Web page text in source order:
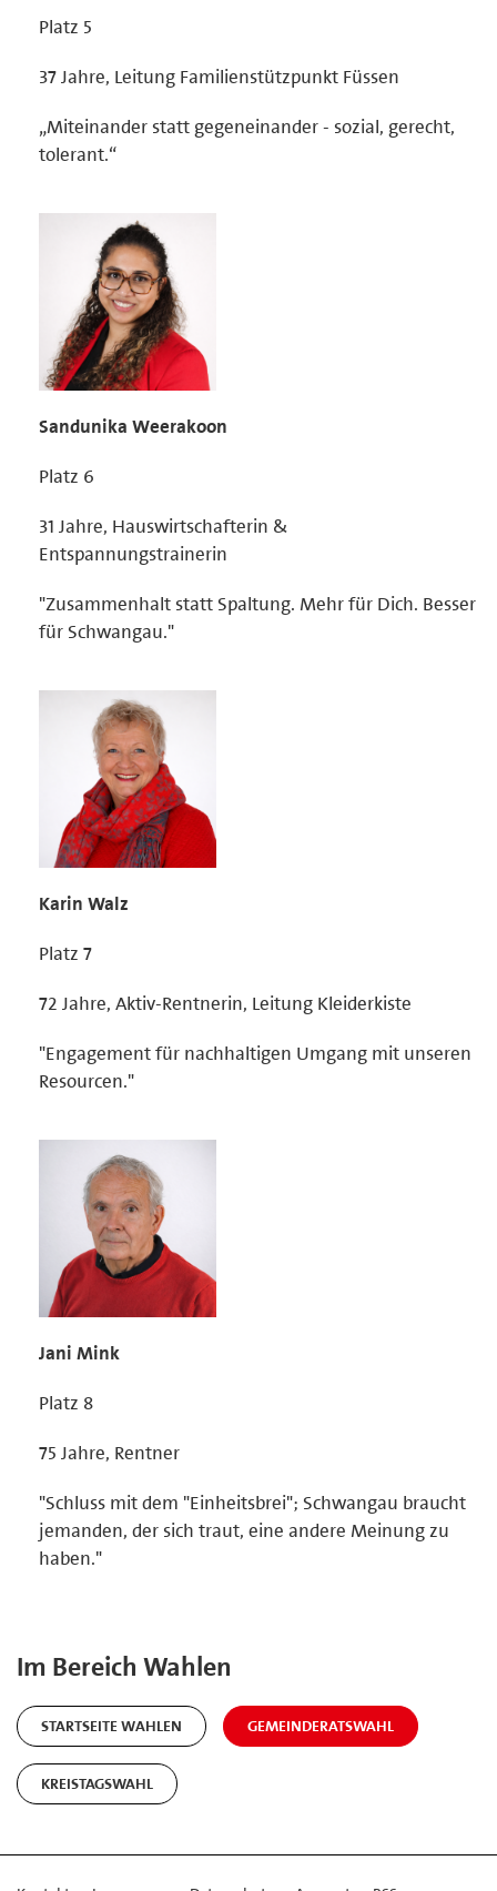
Platz 5
37 Jahre, Leitung Familienstützpunkt Füssen
„Miteinander statt gegeneinander - sozial, gerecht,
tolerant.“
Sandunika Weerakoon
Platz 6
31 Jahre, Hauswirtschafterin &
Entspannungstrainerin
"Zusammenhalt statt Spaltung. Mehr für Dich. Besser
für Schwangau."
Karin Walz
Platz 7
72 Jahre, Aktiv-Rentnerin, Leitung Kleiderkiste
"Engagement für nachhaltigen Umgang mit unseren
Resourcen."
Jani Mink
Platz 8
75 Jahre, Rentner
"Schluss mit dem "Einheitsbrei"; Schwangau braucht
jemanden, der sich traut, eine andere Meinung zu
haben."
Im Bereich Wahlen
STARTSEITE WAHLEN GEMEINDERATSWAHL
KREISTAGSWAHL